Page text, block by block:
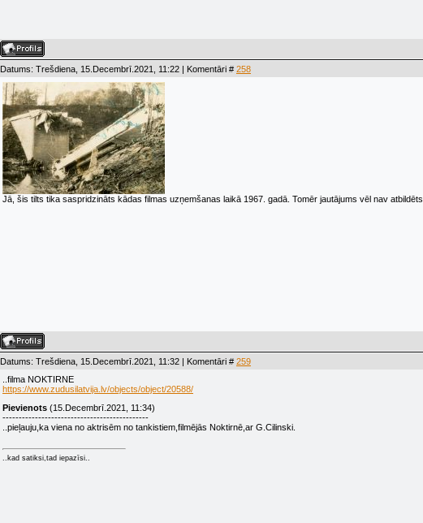
Datums: Trešdiena, 15.Decembrī.2021, 11:22 | Komentāri # 258
Jā, šis tilts tika saspridzināts kādas filmas uzņemšanas laikā 1967. gadā. Tomēr jautājums vēl nav atbildēts.
Datums: Trešdiena, 15.Decembrī.2021, 11:32 | Komentāri # 259
..filma NOKTIRNE
https://www.zudusilatvija.lv/objects/object/20588/
Pievienots (15.Decembrī.2021, 11:34)
---------------------------------------------
..pieļauju,ka viena no aktrisēm no tankistiem,filmējās Noktirnē,ar G.Cilinski.
..kad satiksi,tad iepazīsi..